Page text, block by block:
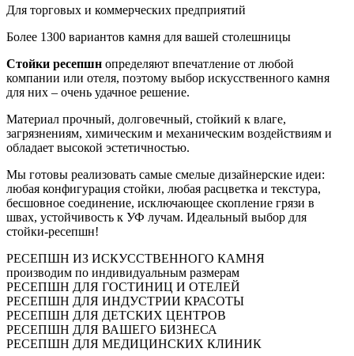
Для торговых и коммерческих предприятий
Более 1300 вариантов камня для вашей столешницы
Стойки ресепшн определяют впечатление от любой
компании или отеля, поэтому выбор искусственного камня
для них – очень удачное решение.
Материал прочный, долговечный, стойкий к влаге,
загрязнениям, химическим и механическим воздействиям и
обладает высокой эстетичностью.
Мы готовы реализовать самые смелые дизайнерские идеи:
любая конфигурация стойки, любая расцветка и текстура,
бесшовное соединение, исключающее скопление грязи в
швах, устойчивость к УФ лучам. Идеальный выбор для
стойки-ресепшн!
РЕСЕПШН ИЗ ИСКУССТВЕННОГО КАМНЯ
производим по индивидуальным размерам
РЕСЕПШН ДЛЯ ГОСТИНИЦ И ОТЕЛЕЙ
РЕСЕПШН ДЛЯ ИНДУСТРИИ КРАСОТЫ
РЕСЕПШН ДЛЯ ДЕТСКИХ ЦЕНТРОВ
РЕСЕПШН ДЛЯ ВАШЕГО БИЗНЕСА
РЕСЕПШН ДЛЯ МЕДИЦИНСКИХ КЛИНИК